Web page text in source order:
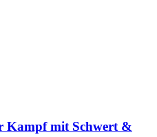
Kampf mit Schwert &